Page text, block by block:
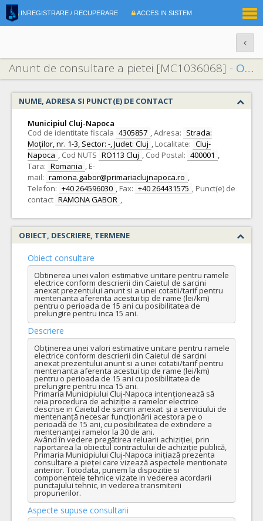
INREGISTRARE / RECUPERARE ACCES IN SISTEM
Anunt de consultare a pietei [MC1036068] - Obtinerea unei valori estimative unitare pentru ramele electrice conform descrierii din Caietul de sarcini anexat prezentului anunt si a unei cotatii/tarif pentru mentenanta aferenta acestui tip de rame (lei/km) pentru o perioada de 15 ani cu posibilitatea de prelungire pentru inca 15 ani.
NUME, ADRESA SI PUNCT(E) DE CONTACT
Municipiul Cluj-Napoca
Cod de identitate fiscala 4305857 ,Adresa: Strada:
Moţilor, nr. 1-3, Sector: -, Judet: Cluj , Localitate: Cluj-
Napoca , Cod NUTS RO113 Cluj , Cod Postal: 400001 ,
Tara: Romania , E-
mail: ramona.gabor@primariaclujnapoca.ro ,
Telefon: +40 264596030 , Fax: +40 264431575 , Punct(e) de
contact RAMONA GABOR ,
OBIECT, DESCRIERE, TERMENE
Obiect consultare
Obtinerea unei valori estimative unitare pentru ramele
electrice conform descrierii din Caietul de sarcini
anexat prezentului anunt si a unei cotatii/tarif pentru
mentenanta aferenta acestui tip de rame (lei/km)
pentru o perioada de 15 ani cu posibilitatea de
prelungire pentru inca 15 ani.
Descriere
Obținerea unei valori estimative unitare pentru ramele
electrice conform descrierii din Caietul de sarcini
anexat prezentului anunt si a unei cotatii/tarif pentru
mentenanta aferenta acestui tip de rame (lei/km)
pentru o perioada de 15 ani cu posibilitatea de
prelungire pentru inca 15 ani.
Primaria Municipiului Cluj-Napoca intenționează să
reia procedura de achiziție a ramelor electrice
descrise in Caietul de sarcini anexat  și a serviciului de
mentenanță necesar funcționării acestora pe o
perioadă de 15 ani, cu posibilitatea de extindere a
mentenanței ramelor la 30 de ani.
Având în vedere pregătirea reluarii achiziției, prin
raportarea la obiectul contractului de achiziție publică,
Primaria Municipiului Cluj-Napoca inițiază prezenta
consultare a pieței care vizează aspectele mentionate
anterior. Totodata, punem la dispozitie si
componentele tehnice vizate in vederea acordarii
punctajului tehnic, in vederea transmiterii
propunerilor.
Aspecte supuse consultarii